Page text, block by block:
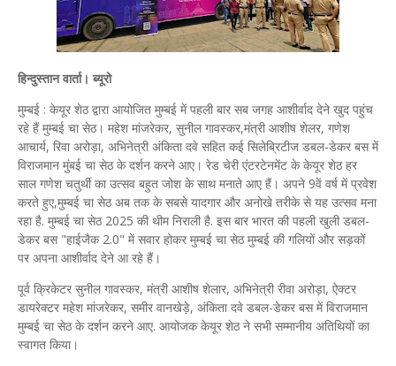
हिन्दुस्तान वार्ता। ब्यूरो
मुम्बई : केयूर शेठ द्वारा आयोजित मुम्बई में पहली बार सब जगह आशीर्वाद देने खुद पहुंच
रहे हैं मुम्बई चा सेठ। महेश मांजरेकर, सुनील गावस्कर,मंत्री आशीष शेलर, गणेश
आचार्य, रिवा अरोड़ा, अभिनेत्री अंकिता दवे सहित कई सिलेब्रिटीज डबल-डेकर बस में
विराजमान मुंबई चा सेठ के दर्शन करने आए। रेड चेरी एंटरटेनमेंट के केयूर शेठ हर
साल गणेश चतुर्थी का उत्सव बहुत जोश के साथ मनाते आए हैं। अपने 9वें वर्ष में प्रवेश
करते हुए,मुम्बई चा सेठ अब तक के सबसे यादगार और अनोखे तरीके से यह उत्सव मना
रहा है. मुम्बई चा सेठ 2025 की थीम निराली है. इस बार भारत की पहली खुली डबल-
डेकर बस "हाईजैक 2.0" में सवार होकर मुम्बई चा सेठ मुम्बई की गलियों और सड़कों
पर अपना आशीर्वाद देने आ रहे हैं।
पूर्व क्रिकेटर सुनील गावस्कर, मंत्री आशीष शेलार, अभिनेत्री रीवा अरोड़ा, ऐक्टर
डायरेक्टर महेश मांजरेकर, समीर वानखेड़े, अंकिता दवे डबल-डेकर बस में विराजमान
मुम्बई चा सेठ के दर्शन करने आए. आयोजक केयूर शेठ ने सभी सम्मानीय अतिथियों का
स्वागत किया।